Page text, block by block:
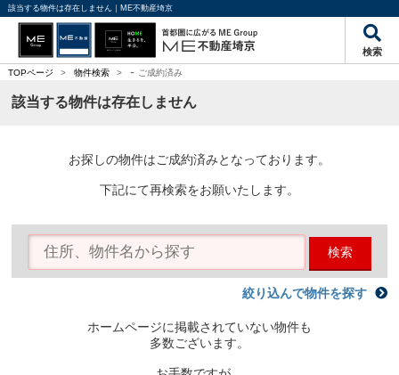
該当する物件は存在しません｜ME不動産埼京
検索
TOPページ > 物件検索 > - ご成約済み
該当する物件は存在しません
お探しの物件はご成約済みとなっております。
下記にて再検索をお願いたします。
検索
絞り込んで物件を探す
ホームページに掲載されていない物件も
多数ございます。